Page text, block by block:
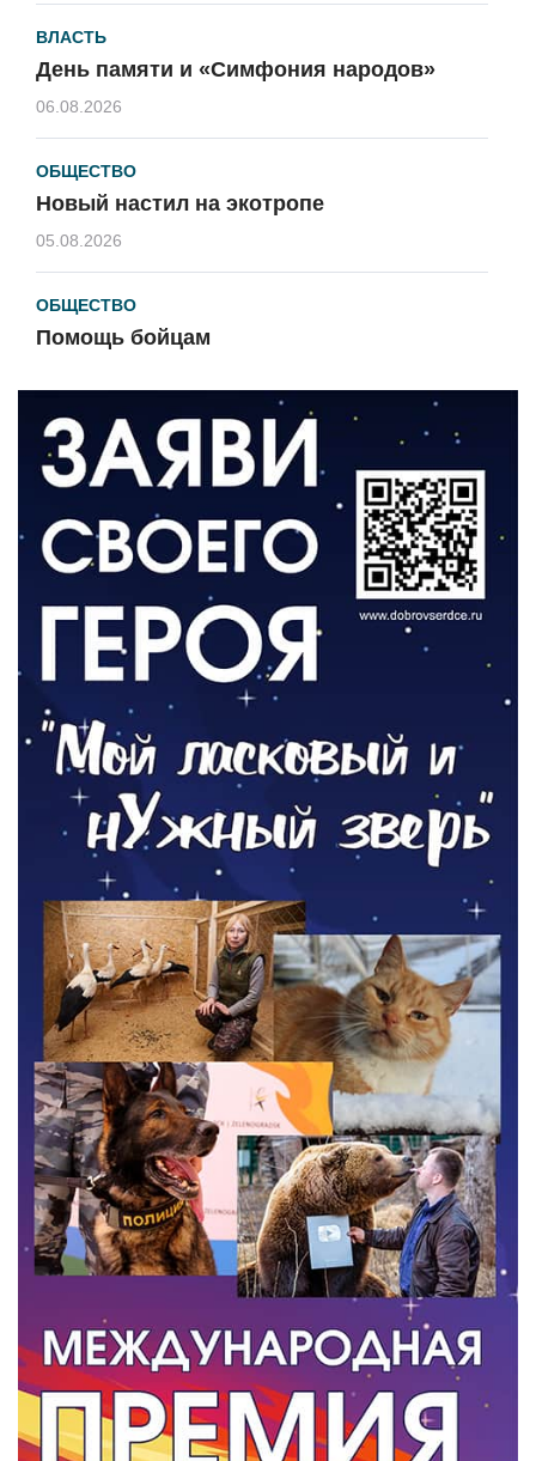
ВЛАСТЬ
День памяти и «Симфония народов»
06.08.2026
ОБЩЕСТВО
Новый настил на экотропе
05.08.2026
ОБЩЕСТВО
Помощь бойцам
ВЛАСТЬ
«Второй старт» для ветеранов СВО
РАЗЪЯСНЯЕМ
Контракт с новой выплатой
05.08.2026